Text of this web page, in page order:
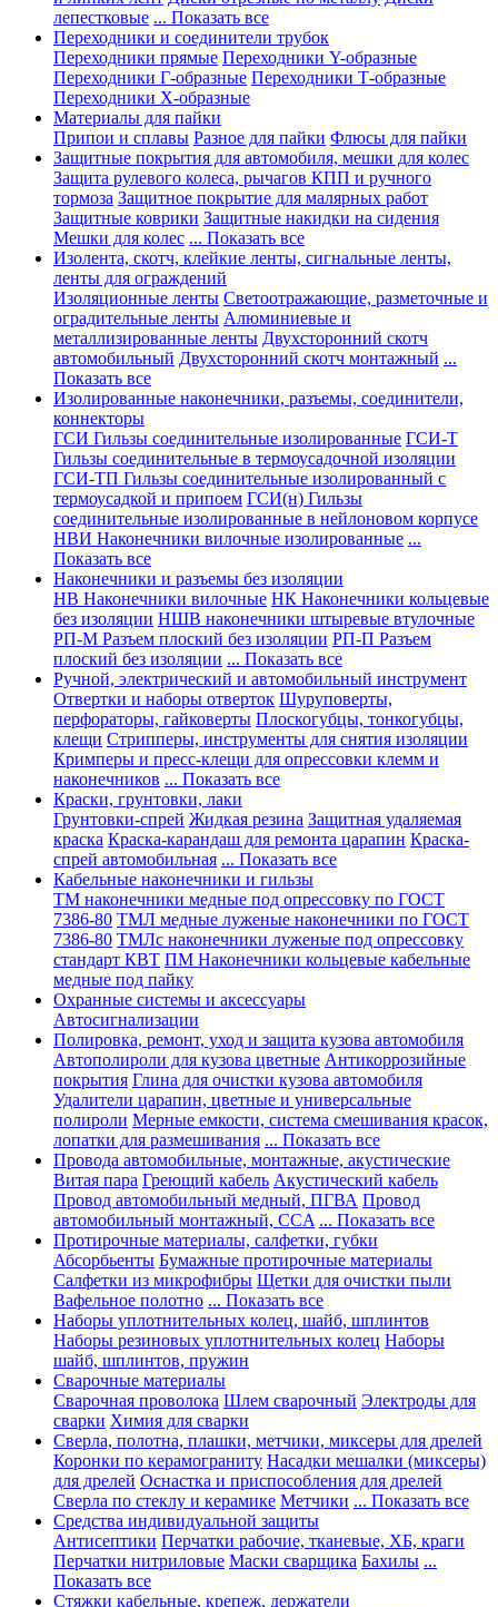
лепестковые ... Показать все
Переходники и соединители трубок
Переходники прямые Переходники Y-образные
Переходники Г-образные Переходники Т-образные
Переходники Х-образные
Материалы для пайки
Припои и сплавы Разное для пайки Флюсы для пайки
Защитные покрытия для автомобиля, мешки для колес
Защита рулевого колеса, рычагов КПП и ручного
тормоза Защитное покрытие для малярных работ
Защитные коврики Защитные накидки на сидения
Мешки для колес ... Показать все
Изолента, скотч, клейкие ленты, сигнальные ленты,
ленты для ограждений
Изоляционные ленты Светоотражающие, разметочные и
оградительные ленты Алюминиевые и
металлизированные ленты Двухсторонний скотч
автомобильный Двухсторонний скотч монтажный ...
Показать все
Изолированные наконечники, разъемы, соединители,
коннекторы
ГСИ Гильзы соединительные изолированные ГСИ-Т
Гильзы соединительные в термоусадочной изоляции
ГСИ-ТП Гильзы соединительные изолированный с
термоусадкой и припоем ГСИ(н) Гильзы
соединительные изолированные в нейлоновом корпусе
НВИ Наконечники вилочные изолированные ...
Показать все
Наконечники и разъемы без изоляции
НВ Наконечники вилочные НК Наконечники кольцевые
без изоляции НШВ наконечники штыревые втулочные
РП-М Разъем плоский без изоляции РП-П Разъем
плоский без изоляции ... Показать все
Ручной, электрический и автомобильный инструмент
Отвертки и наборы отверток Шуруповерты,
перфораторы, гайковерты Плоскогубцы, тонкогубцы,
клещи Стрипперы, инструменты для снятия изоляции
Кримперы и пресс-клещи для опрессовки клемм и
наконечников ... Показать все
Краски, грунтовки, лаки
Грунтовки-спрей Жидкая резина Защитная удаляемая
краска Краска-карандаш для ремонта царапин Краска-
спрей автомобильная ... Показать все
Кабельные наконечники и гильзы
ТМ наконечники медные под опрессовку по ГОСТ
7386-80 ТМЛ медные луженые наконечники по ГОСТ
7386-80 ТМЛс наконечники луженые под опрессовку
стандарт КВТ ПМ Наконечники кольцевые кабельные
медные под пайку
Охранные системы и аксессуары
Автосигнализации
Полировка, ремонт, уход и защита кузова автомобиля
Автополироли для кузова цветные Антикоррозийные
покрытия Глина для очистки кузова автомобиля
Удалители царапин, цветные и универсальные
полироли Мерные емкости, система смешивания красок,
лопатки для размешивания ... Показать все
Провода автомобильные, монтажные, акустические
Витая пара Греющий кабель Акустический кабель
Провод автомобильный медный, ПГВА Провод
автомобильный монтажный, CCA ... Показать все
Протирочные материалы, салфетки, губки
Абсорбьенты Бумажные протирочные материалы
Салфетки из микрофибры Щетки для очистки пыли
Вафельное полотно ... Показать все
Наборы уплотнительных колец, шайб, шплинтов
Наборы резиновых уплотнительных колец Наборы
шайб, шплинтов, пружин
Сварочные материалы
Сварочная проволока Шлем сварочный Электроды для
сварки Химия для сварки
Сверла, полотна, плашки, метчики, миксеры для дрелей
Коронки по керамограниту Насадки мешалки (миксеры)
для дрелей Оснастка и приспособления для дрелей
Сверла по стеклу и керамике Метчики ... Показать все
Средства индивидуальной защиты
Антисептики Перчатки рабочие, тканевые, ХБ, краги
Перчатки нитриловые Маски сварщика Бахилы ...
Показать все
Стяжки кабельные, крепеж, держатели